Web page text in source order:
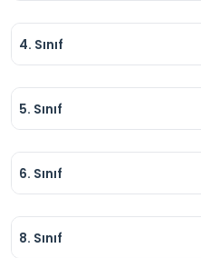
4. Sınıf
5. Sınıf
6. Sınıf
8. Sınıf